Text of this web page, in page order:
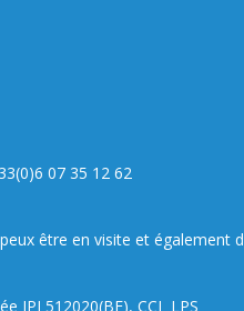
07 35 12 62
être en visite et également
IPI 512020(BE), CCI LPS